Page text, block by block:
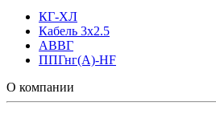
КГ-ХЛ
Кабель 3x2.5
АВВГ
ППГнг(А)-HF
О компании